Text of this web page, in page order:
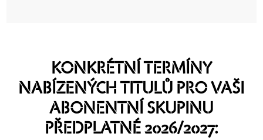
KONKRÉTNÍ TERMÍNY
NABÍZENÝCH TITULŮ PRO VAŠI
ABONENTNÍ SKUPINU
PŘEDPLATNÉ 2026/2027: